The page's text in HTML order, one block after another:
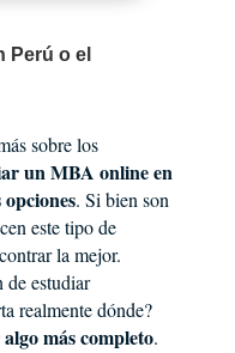
Perú o el
sobre los
un MBA online en
. Si bien son
este tipo de
la mejor.
de estudiar
realmente dónde?
más completo.